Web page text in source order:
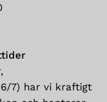
7) har vi kraftigt